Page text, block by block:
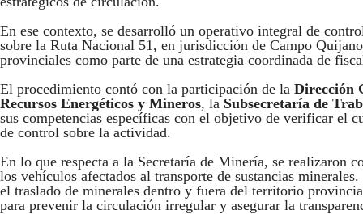
En ese contexto, se desarrolló un operativo integral de
sobre la Ruta Nacional 51, en jurisdicción de Campo
provinciales como parte de una estrategia coordinada de
El procedimiento contó con la participación de la Dirección
Recursos Energéticos y Mineros, la Subsecretaría de
sus competencias específicas con el objetivo de verificar el
de control sobre la actividad.
En lo que respecta a la Secretaría de Minería, se realizaron
los vehículos afectados al transporte de sustancias
el traslado de minerales dentro y fuera del territorio
para prevenir la circulación irregular y asegurar la